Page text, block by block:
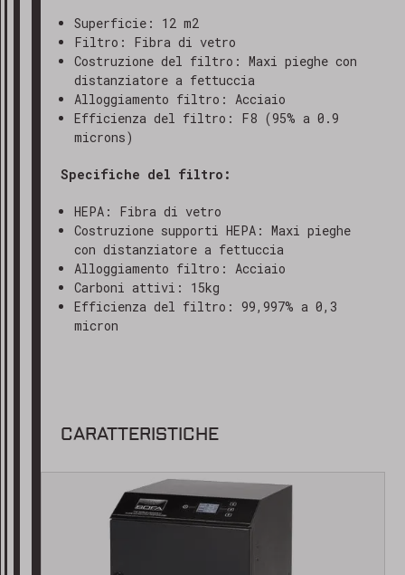
Superficie: 12 m2
Filtro: Fibra di vetro
Costruzione del filtro: Maxi pieghe con
distanziatore a fettuccia
Alloggiamento filtro: Acciaio
Efficienza del filtro: F8 (95% a 0.9
microns)
Specifiche del filtro:
HEPA: Fibra di vetro
Costruzione supporti HEPA: Maxi pieghe
con distanziatore a fettuccia
Alloggiamento filtro: Acciaio
Carboni attivi: 15kg
Efficienza del filtro: 99,997% a 0,3
micron
CARATTERISTICHE